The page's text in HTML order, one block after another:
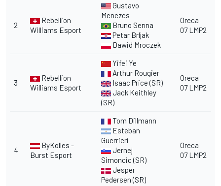
2
Rebellion
Williams Esport
Gustavo
Menezes
Bruno Senna
Petar Brljak
Dawid Mroczek
Oreca
07 LMP2
3
Rebellion
Williams Esport
Yifei Ye
Arthur Rougier
Isaac Price (SR)
Jack Keithley
(SR)
Oreca
07 LMP2
4
ByKolles -
Burst Esport
Tom Dillmann
Esteban
Guerrieri
Jernej
Simoncic (SR)
Jesper
Pedersen (SR)
Oreca
07 LMP2